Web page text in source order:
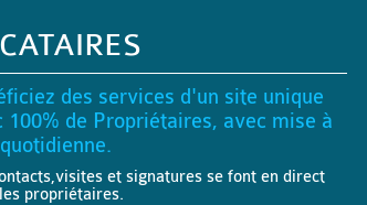
des services d'un site unique
100% de Propriétaires, avec mise à
et signatures se font en direct
propriétaires.